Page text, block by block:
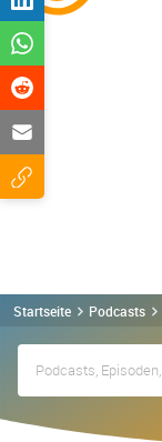
Startseite Podcasts